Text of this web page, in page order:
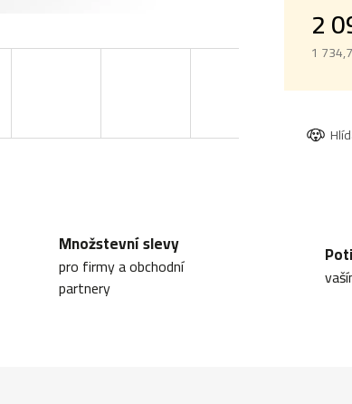
2
1
cena:
Množstevní slevy
pro firmy a obchodní
partnery